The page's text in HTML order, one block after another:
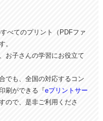
べてのプリント（PDFファ
。
お子さんの学習にお役立て
でも、全国の対応するコン
刷ができる『eプリントサー
ので、是非ご利用くださ